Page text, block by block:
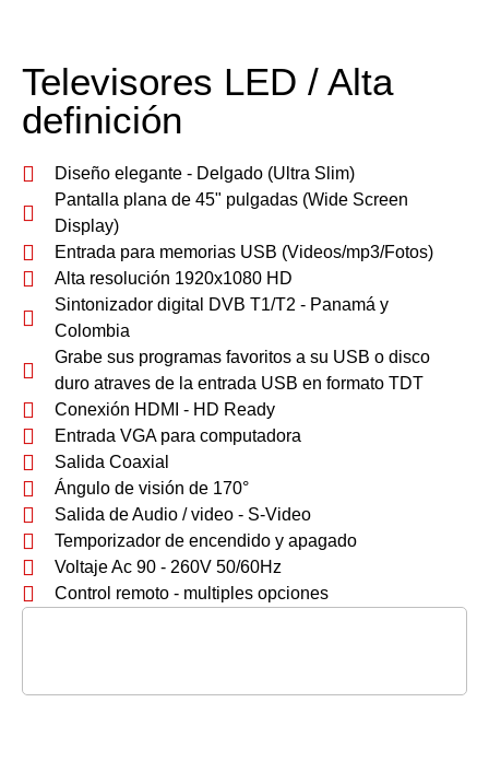
Televisores LED / Alta
definición
Diseño elegante - Delgado (Ultra Slim)
Pantalla plana de 45" pulgadas (Wide Screen
Display)
Entrada para memorias USB (Videos/mp3/Fotos)
Alta resolución 1920x1080 HD
Sintonizador digital DVB T1/T2 - Panamá y
Colombia
Grabe sus programas favoritos a su USB o disco
duro atraves de la entrada USB en formato TDT
Conexión HDMI - HD Ready
Entrada VGA para computadora
Salida Coaxial
Ángulo de visión de 170°
Salida de Audio / video - S-Video
Temporizador de encendido y apagado
Voltaje Ac 90 - 260V 50/60Hz
Control remoto - multiples opciones